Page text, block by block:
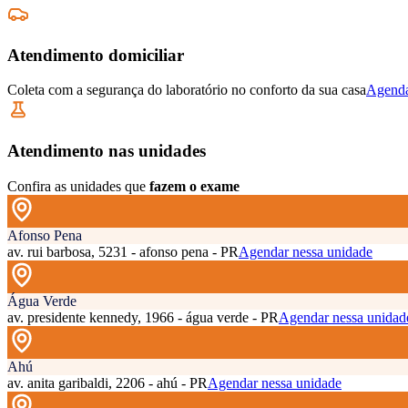
Atendimento domiciliar
Coleta com a segurança do laboratório no conforto da sua casa
Atendimento nas unidades
Confira as unidades que fazem o exame
Afonso Pena
av. rui barbosa, 5231 - afonso pena - PRAgendar nessa unidade
Água Verde
av. presidente kennedy, 1966 - água verde - PRAgendar nessa
Ahú
av. anita garibaldi, 2206 - ahú - PRAgendar nessa unidade